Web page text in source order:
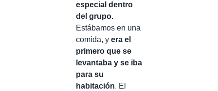
especial dentro
del grupo.
Estábamos en una
comida, y era el
primero que se
levantaba y se iba
para su
habitación. El